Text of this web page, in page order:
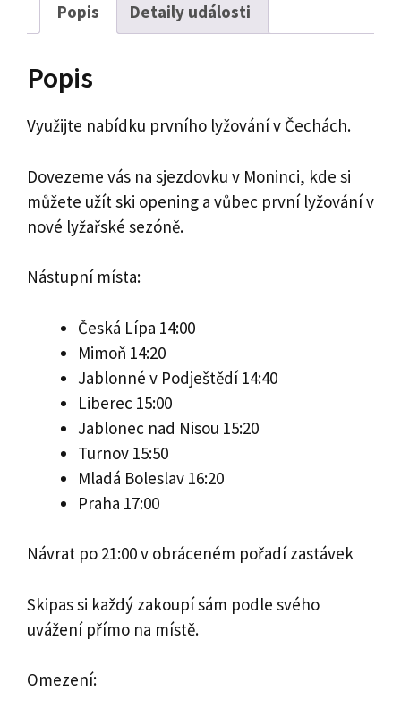
Popis Detaily události
Popis
Využijte nabídku prvního lyžování v Čechách.
Dovezeme vás na sjezdovku v Moninci, kde si
můžete užít ski opening a vůbec první lyžování v
nové lyžařské sezóně.
Nástupní místa:
Česká Lípa 14:00
Mimoň 14:20
Jablonné v Podještědí 14:40
Liberec 15:00
Jablonec nad Nisou 15:20
Turnov 15:50
Mladá Boleslav 16:20
Praha 17:00
Návrat po 21:00 v obráceném pořadí zastávek
Skipas si každý zakoupí sám podle svého
uvážení přímo na místě.
Omezení: